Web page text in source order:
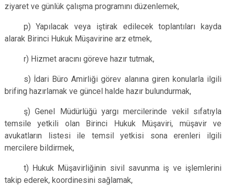
ziyaret ve günlük çalışma programını düzenlemek,
p) Yapılacak veya iştirak edilecek toplantıları kayda
alarak Birinci Hukuk Müşavirine arz etmek,
r) Hizmet aracını göreve hazır tutmak,
s) İdari Büro Amirliği görev alanına giren konularla ilgili
brifing hazırlamak ve güncel halde hazır bulundurmak,
ş) Genel Müdürlüğü yargı mercilerinde vekil sıfatıyla
temsile yetkili olan Birinci Hukuk Müşaviri, müşavir ve
avukatların listesi ile temsil yetkisi sona erenleri ilgili
mercilere bildirmek,
t) Hukuk Müşavirliğinin sivil savunma iş ve işlemlerini
takip ederek, koordinesini sağlamak,